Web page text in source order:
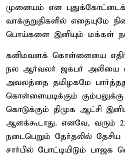
முனையம் என
வாக்குறுதிகளில் எதையுமே
பொய்களை இனியும் மக்கள்
கனிமவளக் கொள்ளையை
நல ஆர்வலர் ஜகபர் அலியை
அவலத்தை தமிழகமே
கொள்ளையடிக்கும்
கொடுக்கும் திமுக ஆட்சி
ஆளக்கூடாது. எனவே, வரும்
நடைபெறும் தேர்தலில்
சார்பில் போட்டியிடும் பாஜக